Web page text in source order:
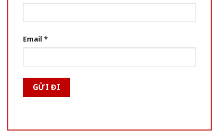
Email *